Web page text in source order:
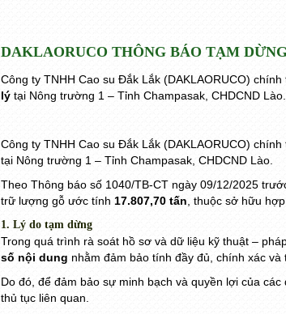
DAKLAORUCO THÔNG BÁO TẠM
Công ty TNHH Cao su Đắk Lắk (DAKLAORUCO)
lý tại Nông trường 1 – Tỉnh Champasak, CHDCND Lào.
Công ty TNHH Cao su Đắk Lắk (DAKLAORUCO)
tại Nông trường 1 – Tỉnh Champasak, CHDCND Lào.
Theo Thông báo số 1040/TB-CT ngày 09/12/2025
trữ lượng gỗ ước tính 17.807,70 tấn , thuộc sở hữu
1. Lý do tạm dừng
Trong quá trình rà soát hồ sơ và dữ liệu kỹ thuật –
số nội dung nhằm đảm bảo tính đầy đủ, chính xác và
Do đó, để đảm bảo sự minh bạch và quyền lợi của
thủ tục liên quan.